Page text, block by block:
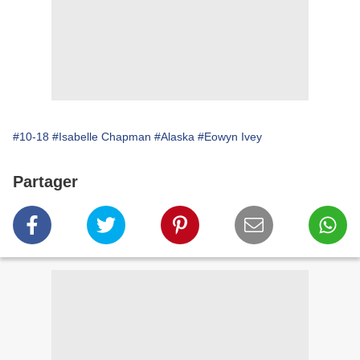
#10-18 #Isabelle Chapman #Alaska #Eowyn Ivey
Partager